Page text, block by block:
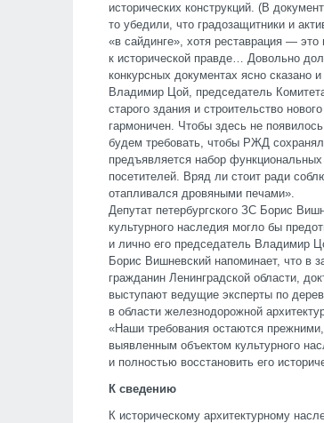
исторических конструкций. (В
то убедили, что градозащитники и
«в сайдинге», хотя реставрация —
к исторической правде… Довольно
конкурсных документах ясно сказано
Владимир Цой, председатель
старого здания и строительство
гармоничен. Чтобы здесь не
будем требовать, чтобы РЖД
предъявляется набор
посетителей. Вряд ли стоит ради
отапливался дровяными печами».
Депутат петербургского ЗС Борис
культурного наследия могло бы
и лично его председатель Владимир
Борис Вишневский напоминает, что в
гражданин Ленинградской области,
выступают ведущие эксперты по
в области железнодорожной
«Наши требования остаются
выявленным объектом культурного
и полностью восстановить его
К сведению
К историческому архитектурному